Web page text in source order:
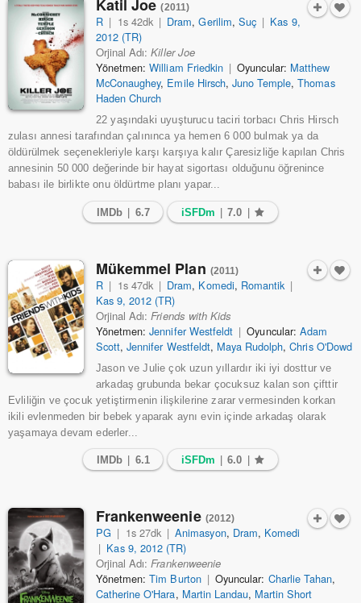
Katil Joe(2011)
R | 1s 42dk | Dram,Gerilim, Suç | Kas 9,
2012 (TR)
Orjinal Adı:Killer Joe
Yönetmen: William Friedkin | Oyuncular: Matthew
McConaughey, Emile Hirsch, Juno Temple,Thomas
Haden Church
22 yaşındaki uyuşturucu taciri torbacı Chris Hirsch
zulası annesi tarafından çalınınca ya hemen 6 000 bulmak ya da
öldürülmek seçenekleriyle karşı karşıya kalır Çaresizliğe kapılan Chris
annesinin 50 000 değerinde bir hayat sigortası olduğunu öğrenince
babası ile birlikte onu öldürtme planı yapar...
IMDb 6.7 iSFDm 7.0
Mükemmel Plan (2011)
R | 1s 47dk | Dram, Komedi, Romantik |
Kas 9, 2012 (TR)
Orjinal Adı:Friends with Kids
Yönetmen: Jennifer Westfeldt | Oyuncular: Adam
Scott,Jennifer Westfeldt, Maya Rudolph,Chris O'Dowd
Jason ve Julie çok uzun yıllardır iki iyi dosttur ve
arkadaş grubunda bekar çocuksuz kalan son çifttir
Evliliğin ve çocuk yetiştirmenin ilişkilerine zarar vermesinden korkan
ikili evlenmeden bir bebek yaparak aynı evin içinde arkadaş olarak
yaşamaya devam ederler...
IMDb 6.1 iSFDm 6.0
Frankenweenie (2012)
PG | 1s 27dk | Animasyon, Dram, Komedi
| Kas 9, 2012 (TR)
Orjinal Adı:Frankenweenie
Yönetmen: Tim Burton | Oyuncular: Charlie Tahan,
Catherine O'Hara, Martin Landau, Martin Short